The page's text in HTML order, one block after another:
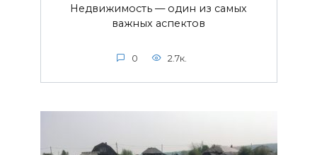
Недвижимость — один из самых
важных аспектов
0 2.7к.